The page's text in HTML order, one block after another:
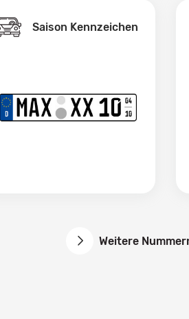
Saison Kennzeichen
Weitere